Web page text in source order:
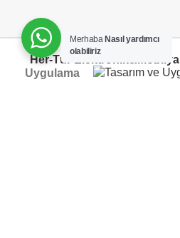
Her-Tür Elektronik&Mobilya
Uygulama
Merhaba Nasıl yardımcı
olabiliriz